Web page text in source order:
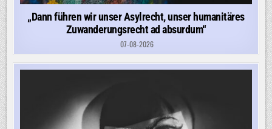
„Dann führen wir unser Asylrecht, unser humanitäres
Zuwanderungsrecht ad absurdum“
07-08-2026